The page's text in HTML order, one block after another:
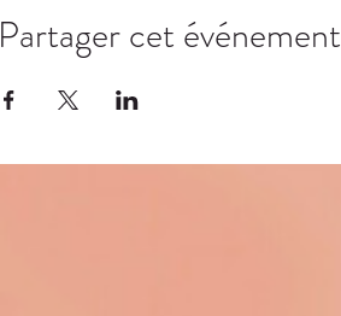
Partager cet événement